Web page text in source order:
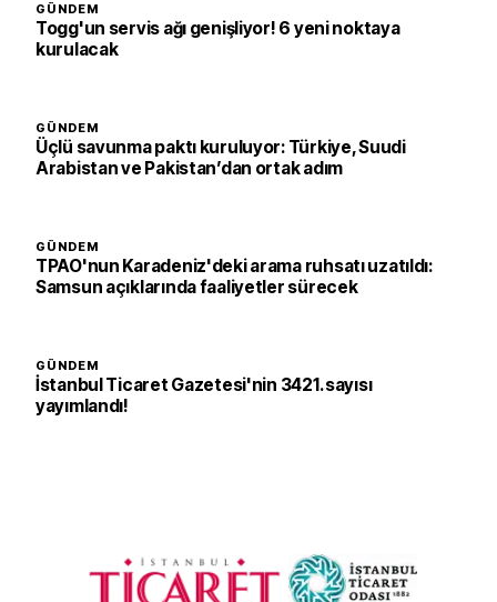
GÜNDEM
Togg'un servis ağı genişliyor! 6 yeni noktaya
kurulacak
GÜNDEM
Üçlü savunma paktı kuruluyor: Türkiye, Suudi
Arabistan ve Pakistan’dan ortak adım
GÜNDEM
TPAO'nun Karadeniz'deki arama ruhsatı uzatıldı:
Samsun açıklarında faaliyetler sürecek
GÜNDEM
İstanbul Ticaret Gazetesi'nin 3421. sayısı
yayımlandı!